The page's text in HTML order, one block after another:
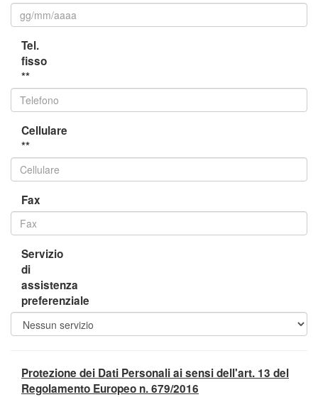
Tel.
fisso
**
Cellulare
**
Fax
Servizio
di
assistenza
preferenziale
Protezione dei Dati Personali ai sensi dell'art. 13 del
Regolamento Europeo n. 679/2016